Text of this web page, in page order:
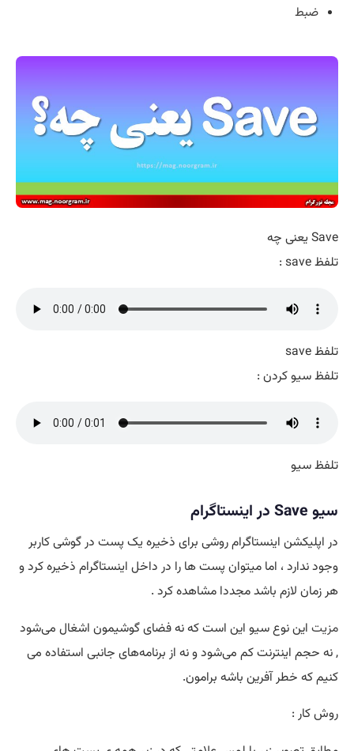
ضبط
Save یعنی چه
تلفظ save :
تلفظ save
تلفظ سیو کردن :
تلفظ سیو
سیو Save در اینستاگرام
در اپلیکشن اینستاگرام روشی برای ذخیره یک پست در گوشی کاربر
وجود ندارد ، اما میتوان پست ها را در داخل اینستاگرام ذخیره کرد و
هر زمان لازم باشد مجددا مشاهده کرد .
مزیت این نوع سیو این است که نه فضای گوشیمون اشغال می‌شود
, نه حجم اینترنت کم می‌شود و نه از برنامه‌های جانبی استفاده می
کنیم که خطر آفرین باشه برامون.
روش کار :